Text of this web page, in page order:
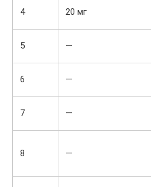
4 20 мг
5 —
6 —
7 —
8 —